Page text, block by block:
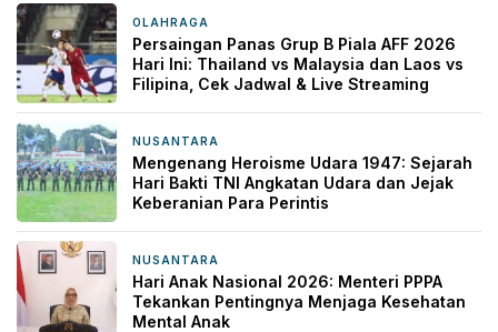
OLAHRAGA
Persaingan Panas Grup B Piala AFF 2026
Hari Ini: Thailand vs Malaysia dan Laos vs
Filipina, Cek Jadwal & Live Streaming
NUSANTARA
Mengenang Heroisme Udara 1947: Sejarah
Hari Bakti TNI Angkatan Udara dan Jejak
Keberanian Para Perintis
NUSANTARA
Hari Anak Nasional 2026: Menteri PPPA
Tekankan Pentingnya Menjaga Kesehatan
Mental Anak